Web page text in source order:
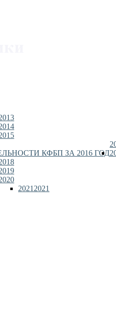
КФБП ЗА 2016 ГОД
2021
2021